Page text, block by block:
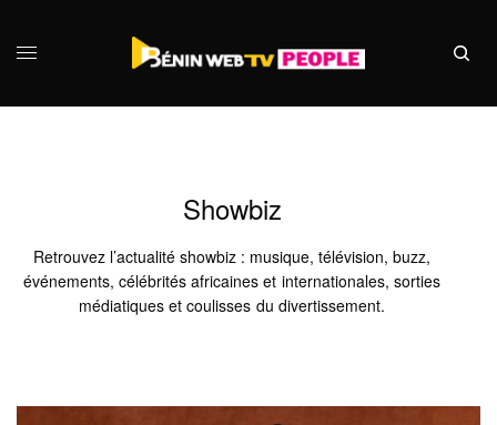
Showbiz
Retrouvez l’actualité showbiz : musique, télévision, buzz,
événements, célébrités africaines et internationales, sorties
médiatiques et coulisses du divertissement.